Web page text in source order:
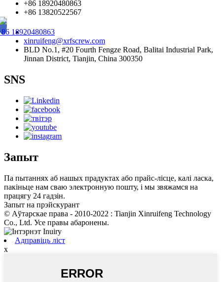
+86 18920480863
+86 13820522567
18920480863
xinruifeng@xrfscrew.com
BLD No.1, #20 Fourth Fengze Road, Balitai Industrial Park,
Jinnan District, Tianjin, China 300350
SNS
Запыт
Па пытаннях аб нашых прадуктах або прайс-лісце, калі ласка,
пакіньце нам сваю электронную пошту, і мы звяжамся на
працягу 24 гадзін.
Запыт на прэйскурант
© Аўтарскае права - 2010-2022 : Tianjin Xinruifeng Technology
Co., Ltd. Усе правы абаронены.
Адправіць ліст
x